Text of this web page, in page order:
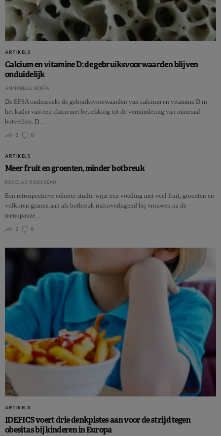
ARTIKELS
Calcium en vitamine D: de gebruiksvoorwaarden blijven
onduidelijk
ANNABELLE BOFFA
De EFSA onderzoekt de gebruiksvoorwaarden van calcium en vitamine D in
het kader van een claim met betrekking tot de vermindering van mineraal
botverlies. D…
0
0
ARTIKELS
Meer fruit en groenten, minder botbreuk
NICOLAS ROUSSEAU
Een retrospectieve cohorte studie wijst een voeding met veel fruit, groenten en
volkoren granen aan als botbreuk risicoverlagend bij vrouwen na de
menopauze…
0
0
ARTIKELS
IDEFICS voert drie denkpistes aan voor de strijd tegen
obesitas bij kinderen in Europa